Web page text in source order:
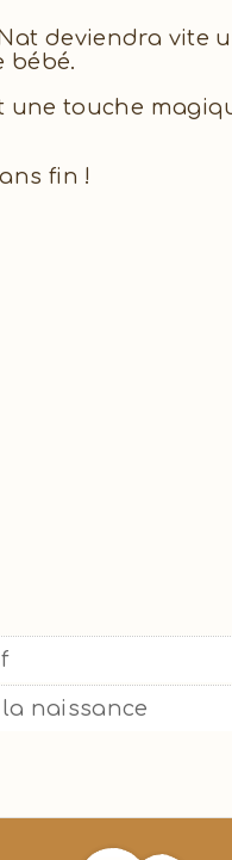
deviendra vite
bébé.
touche
fin !
la naissance